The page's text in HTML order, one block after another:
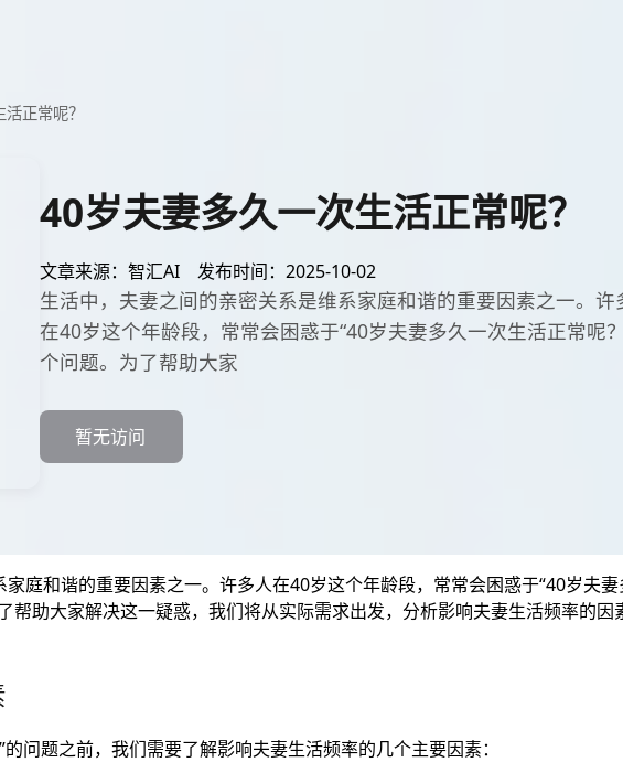
正常呢？
40岁夫妻多久一次生活正常呢？
文章来源：智汇AI 发布时间：2025-10-02
生活中，夫妻之间的亲密关系是维系家庭和谐的重要因素之一。许
在40岁这个年龄段，常常会困惑于“40岁夫妻多久一次生活正常呢
个问题。为了帮助大家
暂无访问
庭和谐的重要因素之一。许多人在40岁这个年龄段，常常会困惑于“40岁夫妻
帮助大家解决这一疑惑，我们将从实际需求出发，分析影响夫妻生活频率的因
问题之前，我们需要了解影响夫妻生活频率的几个主要因素：